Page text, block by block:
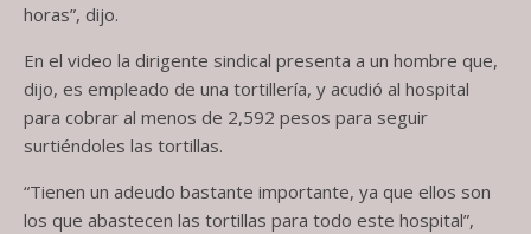
horas”, dijo.
En el video la dirigente sindical presenta a un hombre que,
dijo, es empleado de una tortillería, y acudió al hospital
para cobrar al menos de 2,592 pesos para seguir
surtiéndoles las tortillas.
“Tienen un adeudo bastante importante, ya que ellos son
los que abastecen las tortillas para todo este hospital”,